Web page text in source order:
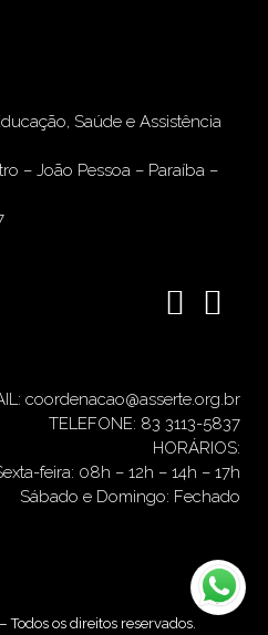
Saúde e Assistência
– João Pessoa – Paraíba –
coordenacao@asserte.org.br
TELEFONE: 83 3113-5837
HORÁRIOS:
feira: 08h – 12h – 14h – 17h
Sábado e Domingo: Fechado
os direitos reservados.